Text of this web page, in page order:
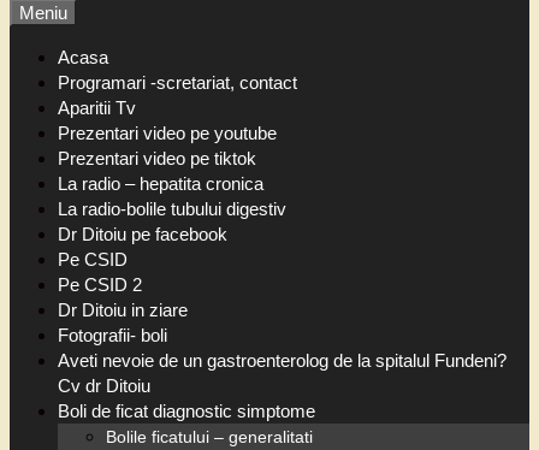
Meniu
Acasa
Programari -scretariat, contact
Aparitii Tv
Prezentari video pe youtube
Prezentari video pe tiktok
La radio – hepatita cronica
La radio-bolile tubului digestiv
Dr Ditoiu pe facebook
Pe CSID
Pe CSID 2
Dr Ditoiu in ziare
Fotografii- boli
Aveti nevoie de un gastroenterolog de la spitalul Fundeni?
Cv dr Ditoiu
Boli de ficat diagnostic simptome
Bolile ficatului – generalitati